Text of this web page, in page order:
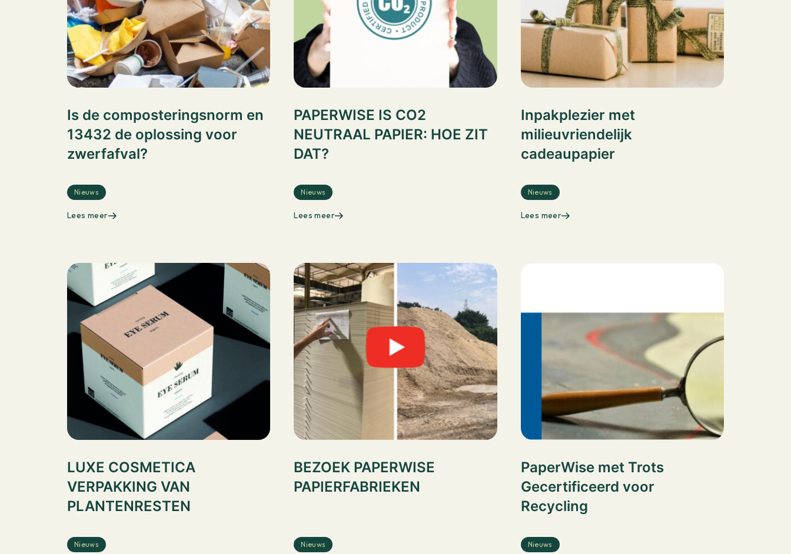
Is de composteringsnorm en
13432 de oplossing voor
zwerfafval?
Nieuws
Lees meer
PAPERWISE IS CO2
NEUTRAAL PAPIER: HOE ZIT
DAT?
Nieuws
Lees meer
Inpakplezier met
milieuvriendelijk
cadeaupapier
Nieuws
Lees meer
LUXE COSMETICA
VERPAKKING VAN
PLANTENRESTEN
Nieuws
BEZOEK PAPERWISE
PAPIERFABRIEKEN
Nieuws
PaperWise met Trots
Gecertificeerd voor
Recycling
Nieuws